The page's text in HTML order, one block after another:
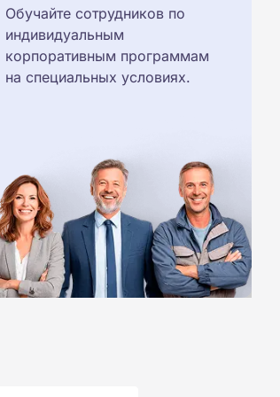
Обучайте сотрудников по
индивидуальным
корпоративным программам
на специальных условиях.